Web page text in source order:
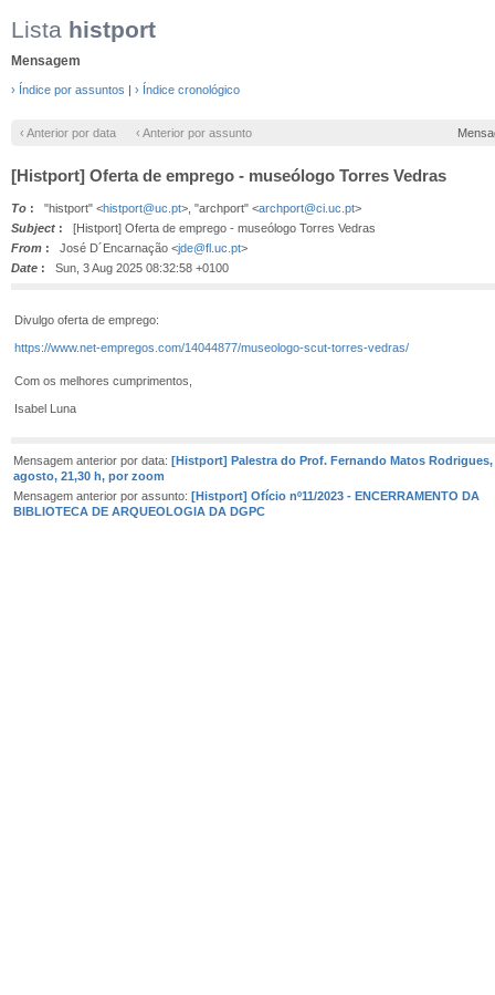
Lista histport
Mensagem
› Índice por assuntos | › Índice cronológico
‹ Anterior por data ‹ Anterior por assunto
[Histport] Oferta de emprego - museólogo Torres Vedras
To : "histport" <histport@uc.pt>, "archport" <archport@ci.uc.pt>
Subject : [Histport] Oferta de emprego - museólogo Torres Vedras
From : José D´Encarnação <jde@fl.uc.pt>
Date : Sun, 3 Aug 2025 08:32:58 +0100
Divulgo oferta de emprego:
https://www.net-empregos.com/14044877/museologo-scut-torres-vedras/
Com os melhores cumprimentos,
Isabel Luna
Mensagem anterior por data: [Histport] Palestra do Prof. Fernando Matos Rodrigues,
agosto, 21,30 h, por zoom
Mensagem anterior por assunto: [Histport] Ofício nº11/2023 - ENCERRAMENTO DA
BIBLIOTECA DE ARQUEOLOGIA DA DGPC